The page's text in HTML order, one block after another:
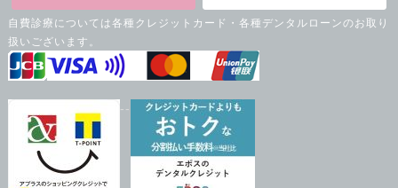
自費診療については各種クレジットカード・各種デンタルローンのお取り
扱いございます。
--